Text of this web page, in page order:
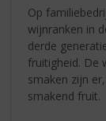
Op
wijnranken in
derde
fruitigheid. De
smaken zijn
smakend fruit.